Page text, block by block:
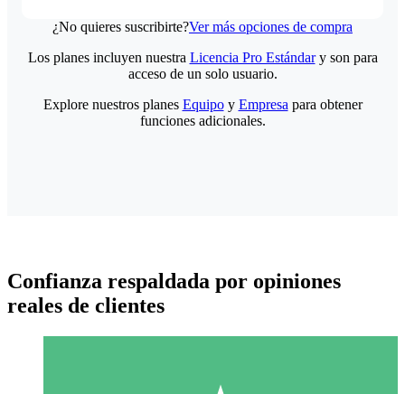
¿No quieres suscribirte?Ver más opciones de compra
Los planes incluyen nuestra Licencia Pro Estándary son para
acceso de un solo usuario.
Explore nuestros planes Equipoy Empresa para obtener
funciones adicionales.
Confianza respaldada por opiniones
reales de clientes